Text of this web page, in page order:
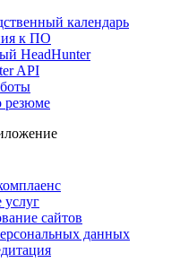
календарь
к ПО
HeadHunter
API
резюме
услуг
сайтов
данных